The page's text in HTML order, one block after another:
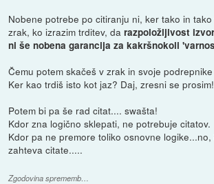
Nobene potrebe po citiranju ni, ker tako in
zrak, ko izrazim trditev, darazpoložljivost
ni še nobena garancija za kakršnokoli
Čemu potem skačeš v zrak in svoje
Ker kao trdiš isto kot jaz? Daj, zresni se prosim!
Potem bi pa še rad citat.... swašta!
Kdor zna logično sklepati, ne potrebuje citatov.
Kdor pa ne premore toliko osnovne
zahteva citate.....
Zgodovina sprememb…